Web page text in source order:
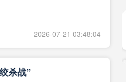
2026-07-21 03:48:04
杀战”